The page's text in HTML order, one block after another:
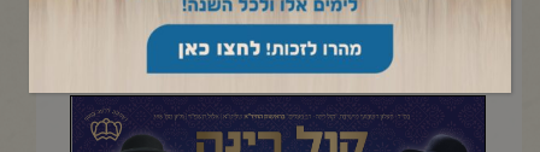
העלון השבועי מישיבת "קול רינה- רב פעלים" |אלול תשפ"ד
להדפסה והורדה בקובץ pdf לחץ כאן>